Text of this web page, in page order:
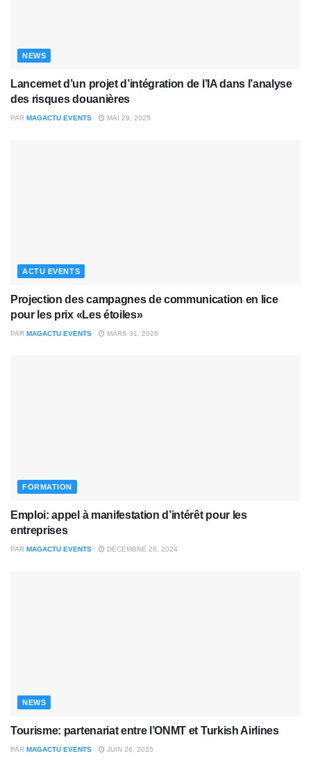
NEWS
Lancemet d’un projet d’intégration de l’IA dans l’analyse
des risques douanières
PAR MAGACTU EVENTS MAI 29, 2025
ACTU EVENTS
Projection des campagnes de communication en lice
pour les prix «Les étoiles»
PAR MAGACTU EVENTS MARS 31, 2026
FORMATION
Emploi: appel à manifestation d’intérêt pour les
entreprises
PAR MAGACTU EVENTS DÉCEMBRE 20, 2024
NEWS
Tourisme: partenariat entre l’ONMT et Turkish Airlines
PAR MAGACTU EVENTS JUIN 26, 2025